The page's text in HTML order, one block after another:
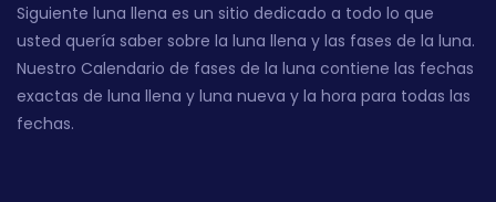
Siguiente luna llena es un sitio dedicado a todo lo que
usted quería saber sobre la luna llena y las fases de la luna.
Nuestro Calendario de fases de la luna contiene las fechas
exactas de luna llena y luna nueva y la hora para todas las
fechas.